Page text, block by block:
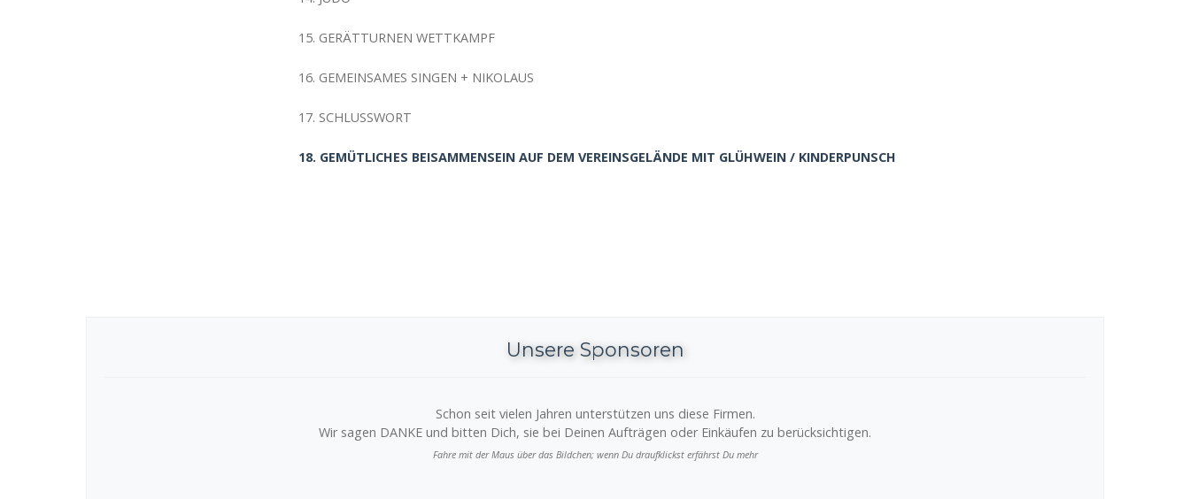
15. GERÄTTURNEN WETTKAMPF
16. GEMEINSAMES SINGEN + NIKOLAUS
17. SCHLUSSWORT
18. GEMÜTLICHES BEISAMMENSEIN AUF DEM VEREINSGELÄNDE MIT GLÜHWEIN / KINDERPUNSCH
Unsere Sponsoren
Schon seit vielen Jahren unterstützen uns diese Firmen.
Wir sagen DANKE und bitten Dich, sie bei Deinen Aufträgen oder Einkäufen zu berücksichtigen.
Fahre mit der Maus über das Bildchen; wenn Du draufklickst erfährst Du mehr